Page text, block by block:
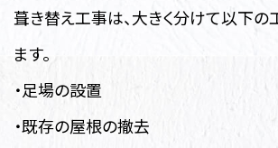
葺き替え工事は、大きく分けて以下
ます。
・足場の設置
・既存の屋根の撤去